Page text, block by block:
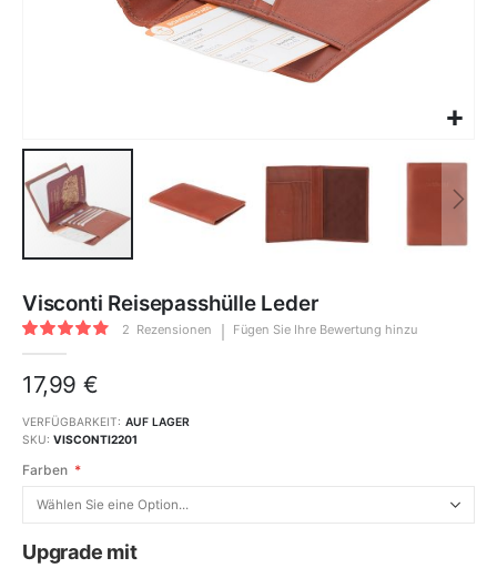
der
Bildgalerie
springen
Visconti Reisepasshülle Leder
Bewertung:
90
% of100
2 Rezensionen Fügen Sie Ihre Bewertung hinzu
17,99 €
VERFÜGBARKEIT: AUF LAGER
SKU VISCONTI2201
Farben
Upgrade mit